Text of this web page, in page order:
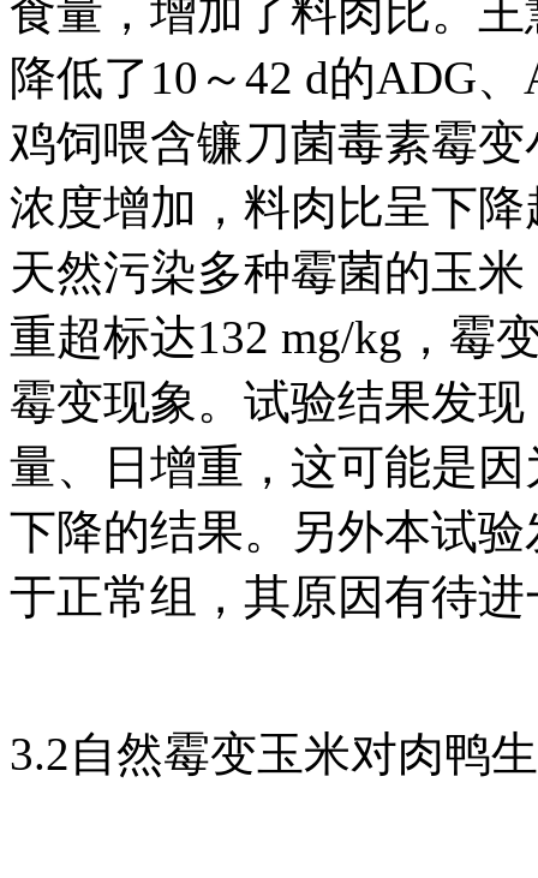
食量，增加了料肉比。
降低了10～42 d的ADG
鸡饲喂含镰刀菌毒素霉
浓度增加，料肉比呈下
天然污染多种霉菌的玉
重超标达132 mg/kg，霉
霉变现象。试验结果发
量、日增重，这可能是
下降的结果。另外本试
于正常组，其原因有待
3.2自然霉变玉米对肉鸭